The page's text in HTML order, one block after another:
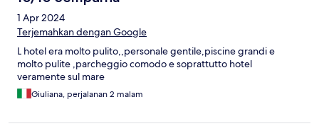
1 Apr 2024
Terjemahkan dengan Google
L hotel era molto pulito,,personale gentile,piscine grandi e
molto pulite ,parcheggio comodo e soprattutto hotel
veramente sul mare
Giuliana, perjalanan 2 malam